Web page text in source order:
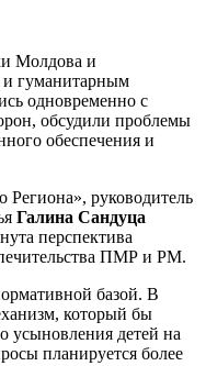
Молдова и
и гуманитарным
одновременно с
обсудили проблемы
обеспечения и
Региона», руководитель
Галина Сандуца
перспектива
ПМР и РМ.
базой. В
который бы
усыновления детей на
планируется более